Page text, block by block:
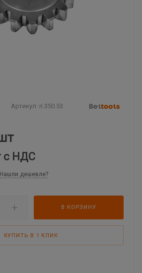
Артикул: ri.350.53
с НДС
Нашли дешевле?
В КОРЗИНУ
КУПИТЬ В 1 КЛИК